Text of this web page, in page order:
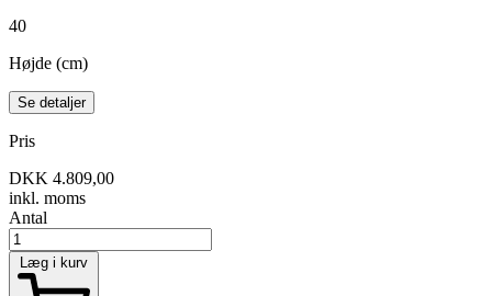
40
Højde (cm)
Se detaljer
Pris
DKK 4.809,00
inkl. moms
Antal
Læg i kurv